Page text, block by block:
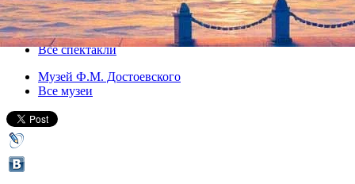
31 января 2014, пятница-01 февраля 2014, суббота
Версия для печати
Все спектакли
Музей Ф.М. Достоевского
Все музеи